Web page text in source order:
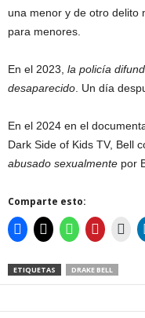
una menor y de otro delito
para menores.
En el 2023, la policía
desaparecido . Un día
En el 2024 en el
Dark Side of Kids TV, Bell
abusado sexualmente por
Comparte esto:
ETIQUETAS DRAKE BELL